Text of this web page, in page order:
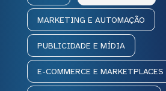
MARKETING E AUTOMAÇÃO
PUBLICIDADE E MÍDIA
E-COMMERCE E MARKETPLACES